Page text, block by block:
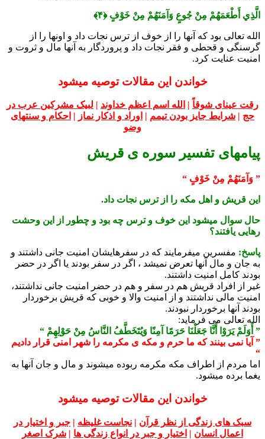
الَّذِي أَطْعَمَهُمْ مِنْ جُوعٍ وَآمَنَهُمْ مِنْ خَوْفٍ ﴿۴﴾
الله تعالی بود که آنها را از خوف از ترس نجات داد و اونها را از
گرسنگی و قحطی و فقر نجات داد و پروردگار به آنها مال و ثروت و
امنیت عنایت کرد.
خواندن این مقالات توصیه میشود
رقت عيناى شوقاً | الله اسم اعظم خداوند | لبیک مشرکین عرب در
حج | شرایط جایز بودن تیمم | اوراد و اذکار نماز | احکام و سنتهای
وضو
پیامهای تفسیر سوره ی قریش
” وَآمَنَهُمْ مِنْ خَوْفٍ “
این قریش و اهل مکه را از ترس نجات داد.
حال سوال میشود این خوف و ترس چه بود و چطور از این وحشت
رهایی یافتند؟
پاسخ: مفسرین میفرمایند که در سفرهایشان امنیت جانی داشتند و
به جان و مال آنها تعرض نمیشد ، اگر در سفر بودند یا اگر در حضر
بودند کامل امنیت داشتند.
غیر از افراد قریش هم در سفر و هم در حضر امنیت جانی نداشتند،
امنیت مالی نداشتند و از امنیت والا و خوبی که قریش برخوردار
بودند آنها برخوردار نبودند.
الله تعالی می فرماید:
” أَوَلَمْ يَرَوْا أَنَّا جَعَلْنَا حَرَمًا آمِنًا وَيُتَخَطَّفُ النَّاسُ مِنْ حَوْلِهِمْ “
” آیا نمی بینند که ما حرم و مکه ی مکرمه را شهر امنی قرار دادیم
“
اما مردم از اطراف مکه مکرمه ربوده میشوند و مال و جان آنها به
یغما برده میشود.
خواندن این مقالات توصیه میشود
سبک های زندگی از نظر قرآن | نجاست غلیظه | جبر و اختیار در
اعمال انسان | اختیار و جبر در انواع زندگی ها | شرک اصغر